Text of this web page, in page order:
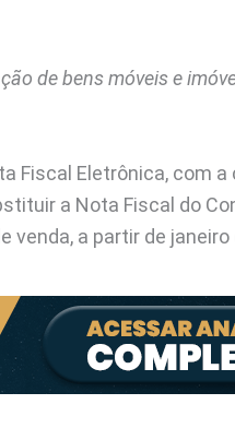
de bens móveis e
Fiscal Eletrônica, com a
a Nota Fiscal do
venda, a partir de janeiro